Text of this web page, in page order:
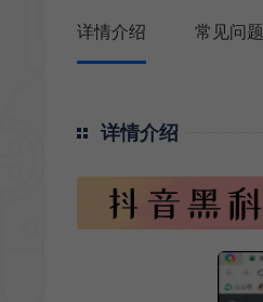
详情介绍 常见问题
详情介绍